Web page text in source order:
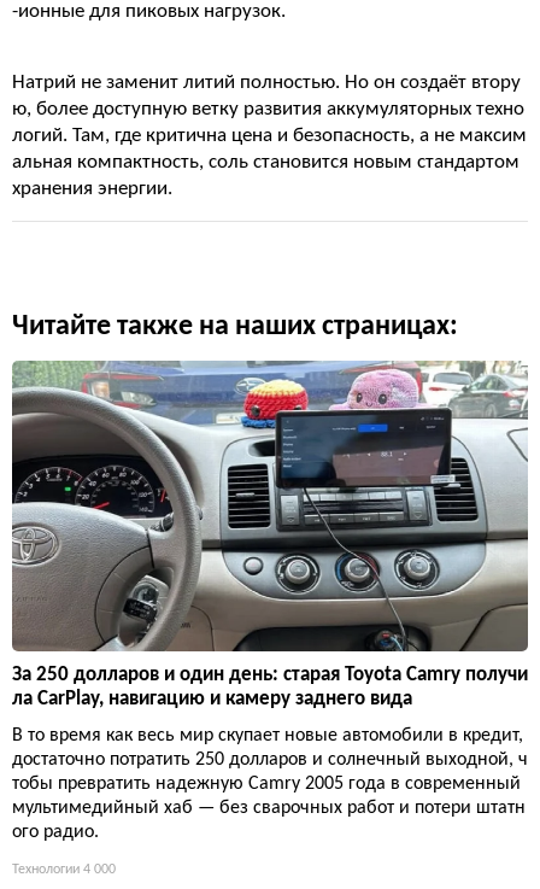
-ионные для пиковых нагрузок.
Натрий не заменит литий полностью. Но он создаёт втору
ю, более доступную ветку развития аккумуляторных техно
логий. Там, где критична цена и безопасность, а не максим
альная компактность, соль становится новым стандартом
хранения энергии.
Читайте также на наших страницах:
За 250 долларов и один день: старая Toyota Camry получи
ла CarPlay, навигацию и камеру заднего вида
В то время как весь мир скупает новые автомобили в кредит,
достаточно потратить 250 долларов и солнечный выходной, ч
тобы превратить надежную Camry 2005 года в современный
мультимедийный хаб — без сварочных работ и потери штатн
ого радио.
Технологии 4 000